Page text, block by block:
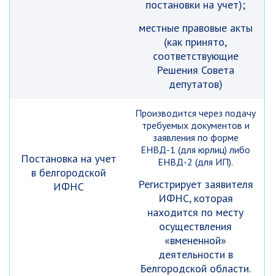
постановки на учет);
местные правовые акты
(как принято,
соответствующие
Решения Совета
депутатов)
Постановка на учет
в белгородской
ИФНС
Производится через подачу
требуемых документов и
заявления по форме
ЕНВД-1 (для юрлиц) либо
ЕНВД-2 (для ИП).
Регистрирует заявителя
ИФНС, которая
находится по месту
осуществления
«вмененной»
деятельности в
Белгородской области.